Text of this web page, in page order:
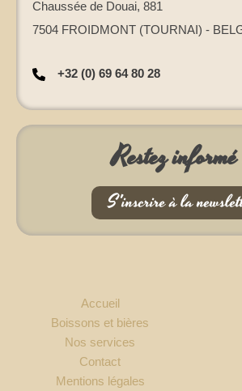
Chaussée de Douai, 881
7504 FROIDMONT (TOURNAI) -
+32 (0) 69 64 80 28
Restez
S'inscrire à la
Accueil
Boissons et bières
Nos services
Contact
Mentions légales